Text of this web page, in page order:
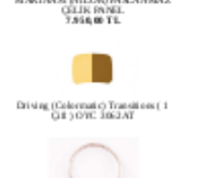
Driving (Colormatic) Transitions ( 1
Çift ) OYC 3062AT